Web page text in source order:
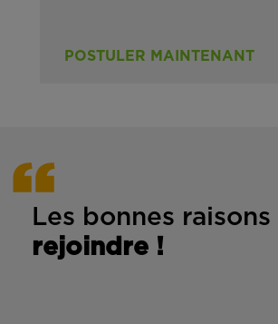
POSTULER MAINTENANT
Les bonnes raisons
rejoindre !